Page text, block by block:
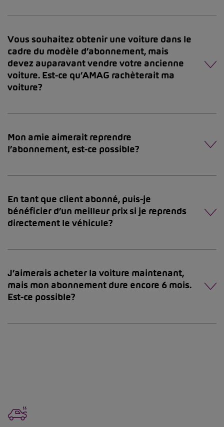
Vous souhaitez obtenir une voiture dans le
cadre du modèle d’abonnement, mais
devez auparavant vendre votre ancienne
voiture. Est-ce qu’AMAG rachèterait ma
voiture?
Mon amie aimerait reprendre
l’abonnement, est-ce possible?
En tant que client abonné, puis-je
bénéficier d’un meilleur prix si je reprends
directement le véhicule?
J’aimerais acheter la voiture maintenant,
mais mon abonnement dure encore 6 mois.
Est-ce possible?